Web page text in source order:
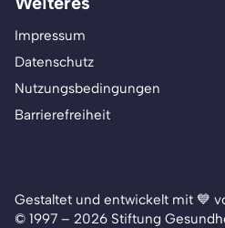
Impressum
Datenschutz
Nutzungsbedingungen
Barrierefreiheit
Gestaltet und entwickelt mit 💙
© 1997 – 2026 Stiftung